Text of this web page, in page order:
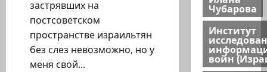
застрявших на
постсоветском
пространстве израильтян
без слез невозможно, но у
меня свой...
Чубарова
Институт
войн